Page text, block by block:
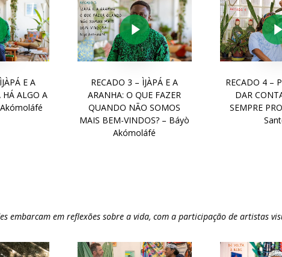
E A
HÁ ALGO A
Play Video
RECADO 3 – ÌJÀPÁ E A
ARANHA: O QUE FAZER
QUANDO NÃO SOMOS
MAIS BEM-VINDOS? – Báyò
Akómoláfé
RECADO 4 –
DAR
SEMPRE
embarcam em reflexões sobre a vida, com a participação de artistas